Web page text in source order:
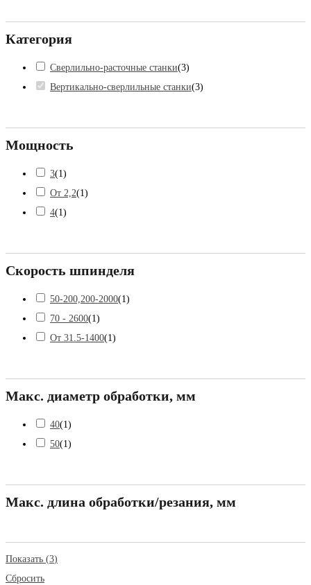
Категория
Сверлильно-расточные станки(3)
Вертикально-сверлильные станки(3)
Мощность
3(1)
От 2,2(1)
4(1)
Скорость шпинделя
50-200,200-2000(1)
70 - 2600(1)
От 31.5-1400(1)
Макс. диаметр обработки, мм
40(1)
50(1)
Макс. длина обработки/резания, мм
Показать (3)
Сбросить